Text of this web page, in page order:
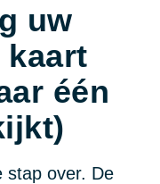
uw
kaart
één
stap over. De